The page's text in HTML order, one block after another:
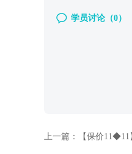
学员讨论（0）
上一篇： 【保价